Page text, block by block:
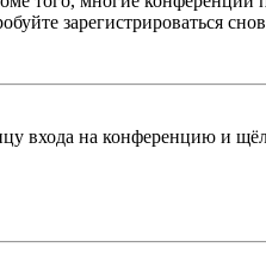
зарегистрироваться
входа на конференцию и